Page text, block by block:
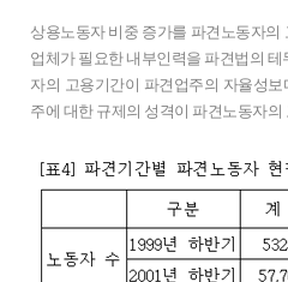
상용노동자 비중 증가를 파견노동자
업체가 필요한 내부인력을 파견법의
자의 고용기간이 파견업주의 자율성
주에 대한 규제의 성격이 파견노동자